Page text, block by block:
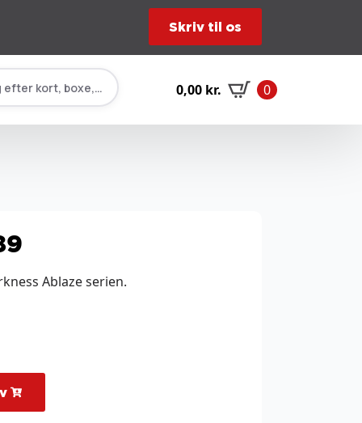
Skriv til os
efter kort, boxe, tilbehør… 0,00 kr. 0
Ablaze serien.